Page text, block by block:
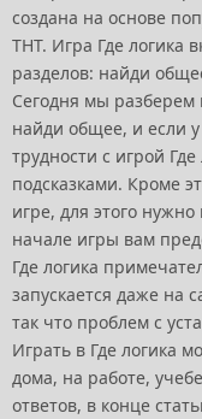
создана на основе
ТНТ. Игра Где логика
разделов: найди
Сегодня мы разберем
найди общее, и если
трудности с игрой
подсказками. Кроме
игре, для этого
начале игры вам
Где логика
запускается даже на
так что проблем с
Играть в Где логика
дома, на работе,
ответов, в конце